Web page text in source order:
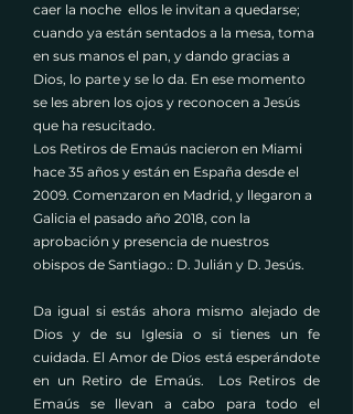
caer la noche ellos le invitan a quedarse;
cuando ya están sentados a la mesa, toma
en sus manos el pan, y dando gracias a
Dios, lo parte y se lo da. En ese momento
se les abren los ojos y reconocen a Jesús
que ha resucitado.
Los Retiros de Emaús nacieron en Miami
hace 35 años y están en España desde el
2009. Comenzaron en Madrid, y llegaron a
Galicia el pasado año 2018, con la
aprobación y presencia de nuestros
obispos de Santiago.: D. Julián y D. Jesús.
Da igual si estás ahora mismo alejado de
Dios y de su Iglesia o si tienes un fe
cuidada. El Amor de Dios está esperándote
en un Retiro de Emaús. Los Retiros de
Emaús se llevan a cabo para todo el